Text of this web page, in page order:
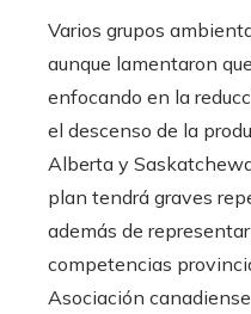
Varios grupos
aunque lamentaron
enfocando en la
el descenso de la
Alberta y
plan tendrá graves
además de
competencias
Asociación